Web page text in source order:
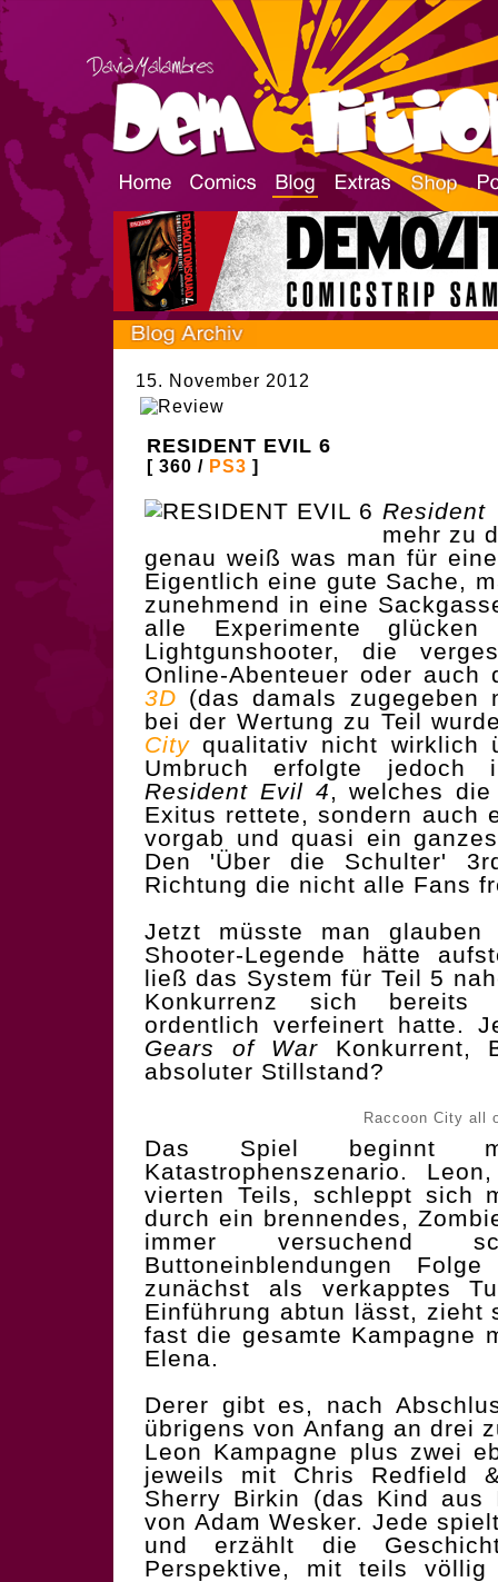
15. November 2012
RESIDENT EVIL 6
[ 360 / PS3 ]
Resident
mehr zu
genau weiß was man für
Eigentlich eine gute Sache,
zunehmend in eine
alle Experimente
Lightgunshooter, die
Online-Abenteuer oder
3D (das damals zugegeben
bei der Wertung zu Teil
City qualitativ nicht wirklich
Umbruch erfolgte
Resident Evil 4, welches
Exitus rettete, sondern auch
vorgab und quasi ein
Den 'Über die Schulter'
Richtung die nicht alle Fans
Jetzt müsste man
Shooter-Legende hätte
ließ das System für Teil 5
Konkurrenz sich bereits
ordentlich verfeinert hatte.
Gears of War Konkurrent,
absoluter Stillstand?
Raccoon City all
Das Spiel beginnt
Katastrophenszenario.
vierten Teils, schleppt sich
durch ein brennendes,
immer versuchend
Buttoneinblendungen
zunächst als verkapptes
Einführung abtun lässt, zieht
fast die gesamte Kampagne
Elena.
Derer gibt es, nach
übrigens von Anfang an drei
Leon Kampagne plus zwei
jeweils mit Chris Redfield
Sherry Birkin (das Kind aus
von Adam Wesker. Jede
und erzählt die
Perspektive, mit teils völlig